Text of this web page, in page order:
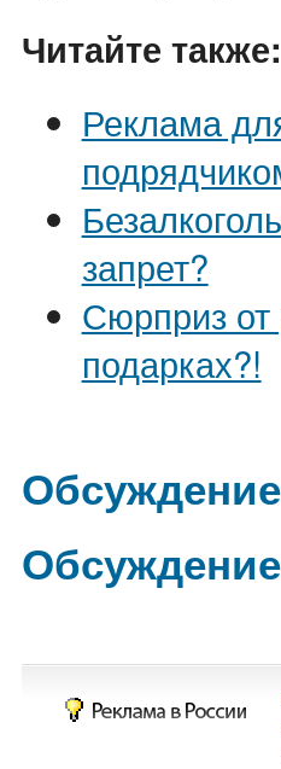
Читайте также:
Реклама
запрет?
Сюрприз от
подарках?!